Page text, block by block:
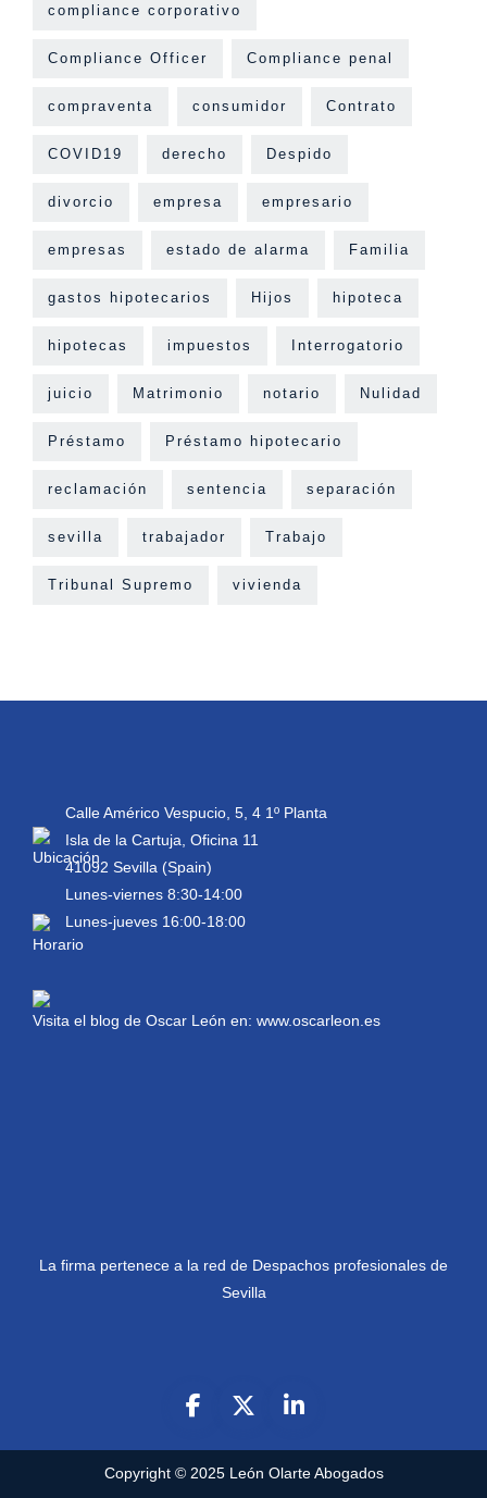
compliance corporativo
Compliance Officer Compliance penal
compraventa consumidor Contrato
COVID19 derecho Despido
divorcio empresa empresario
empresas estado de alarma Familia
gastos hipotecarios Hijos hipoteca
hipotecas impuestos Interrogatorio
juicio Matrimonio notario Nulidad
Préstamo Préstamo hipotecario
reclamación sentencia separación
sevilla trabajador Trabajo
Tribunal Supremo vivienda
Calle Américo Vespucio, 5, 4 1º Planta
Isla de la Cartuja, Oficina 11
41092 Sevilla (Spain)
Lunes-viernes 8:30-14:00
Lunes-jueves 16:00-18:00
Visita el blog de Oscar León en: www.oscarleon.es
La firma pertenece a la red de Despachos profesionales de
Sevilla
Copyright © 2025 León Olarte Abogados